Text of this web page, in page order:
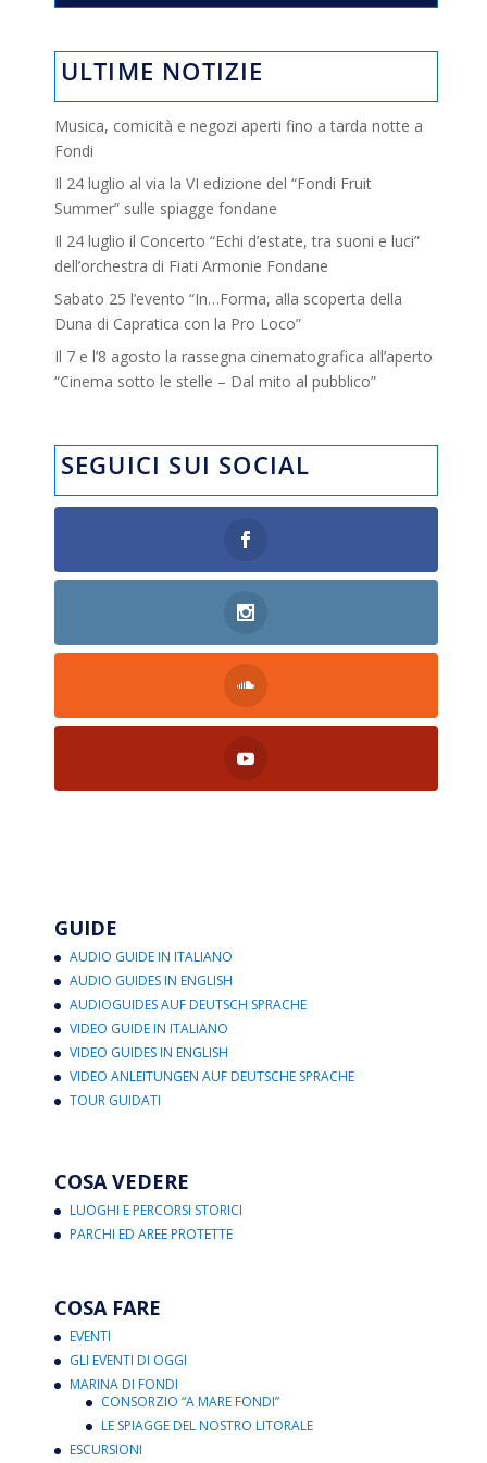
ULTIME NOTIZIE
Musica, comicità e negozi aperti fino a tarda notte a
Fondi
Il 24 luglio al via la VI edizione del “Fondi Fruit
Summer” sulle spiagge fondane
Il 24 luglio il Concerto “Echi d’estate, tra suoni e luci”
dell’orchestra di Fiati Armonie Fondane
Sabato 25 l’evento “In…Forma, alla scoperta della
Duna di Capratica con la Pro Loco”
Il 7 e l’8 agosto la rassegna cinematografica all’aperto
“Cinema sotto le stelle – Dal mito al pubblico”
SEGUICI SUI SOCIAL
GUIDE
AUDIO GUIDE IN ITALIANO
AUDIO GUIDES IN ENGLISH
AUDIOGUIDES AUF DEUTSCH SPRACHE
VIDEO GUIDE IN ITALIANO
VIDEO GUIDES IN ENGLISH
VIDEO ANLEITUNGEN AUF DEUTSCHE SPRACHE
TOUR GUIDATI
COSA VEDERE
LUOGHI E PERCORSI STORICI
PARCHI ED AREE PROTETTE
COSA FARE
EVENTI
GLI EVENTI DI OGGI
MARINA DI FONDI
CONSORZIO “A MARE FONDI”
LE SPIAGGE DEL NOSTRO LITORALE
ESCURSIONI